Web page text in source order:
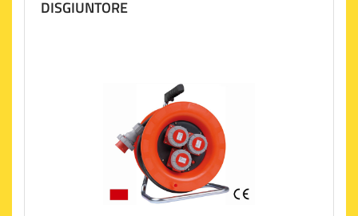
DISGIUNTORE